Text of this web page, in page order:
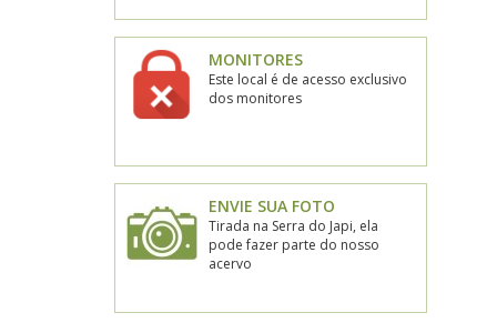
MONITORES
Este local é de acesso exclusivo
dos monitores
ENVIE SUA FOTO
Tirada na Serra do Japi, ela
pode fazer parte do nosso
acervo